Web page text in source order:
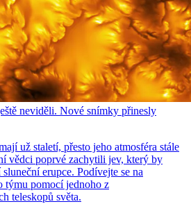
neviděli. Nové snímky přinesly
už staletí, přesto jeho atmosféra stále
vědci poprvé zachytili jev, který by
erupce. Podívejte se na
týmu pomocí jednoho z
teleskopů světa.